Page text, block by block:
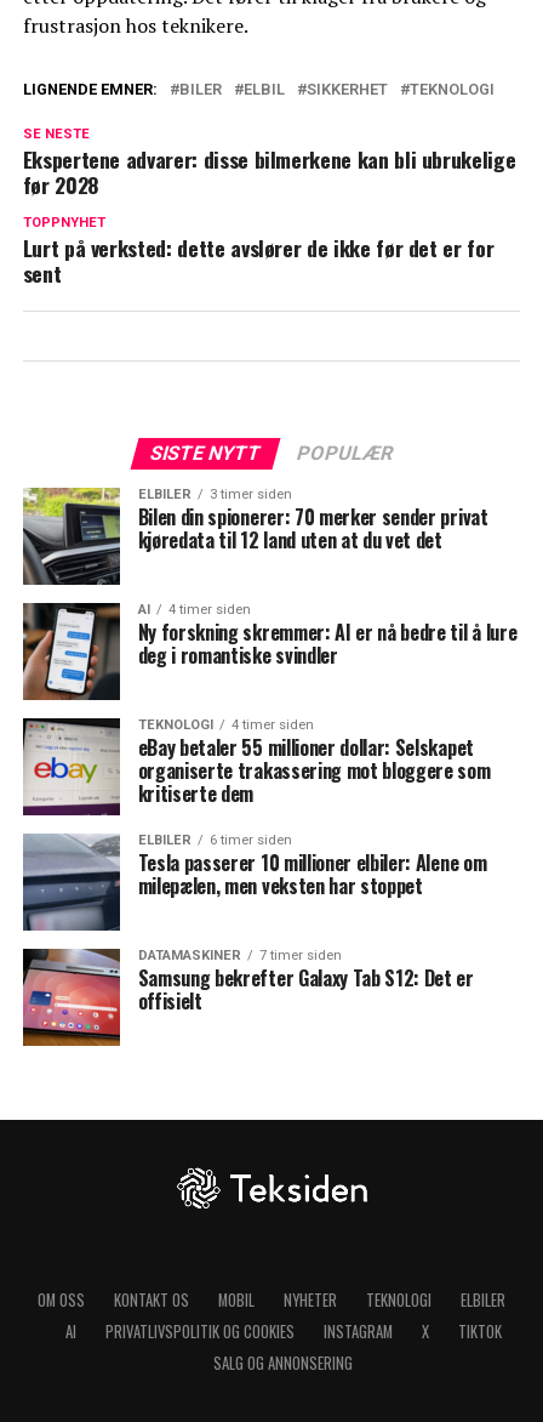
frustrasjon hos teknikere.
LIGNENDE EMNER: BILER ELBIL SIKKERHET TEKNOLOGI
SE NESTE
Ekspertene advarer: disse bilmerkene kan bli ubrukelige
før 2028
TOPPNYHET
Lurt på verksted: dette avslører de ikke før det er for
sent
SISTE NYTT POPULÆR
ELBILER 3 timer siden
Bilen din spionerer: 70 merker sender privat
kjøredata til 12 land uten at du vet det
AI 4 timer siden
Ny forskning skremmer: AI er nå bedre til å lure
deg i romantiske svindler
TEKNOLOGI 4 timer siden
eBay betaler 55 millioner dollar: Selskapet
organiserte trakassering mot bloggere som
kritiserte dem
ELBILER 6 timer siden
Tesla passerer 10 millioner elbiler: Alene om
milepælen, men veksten har stoppet
DATAMASKINER 7 timer siden
Samsung bekrefter Galaxy Tab S12: Det er
offisielt
OM OSS KONTAKT OS MOBIL NYHETER TEKNOLOGI
ELBILER
AI
PRIVATLIVSPOLITIK OG COOKIES INSTAGRAM X
TIKTOK
SALG OG ANNONSERING